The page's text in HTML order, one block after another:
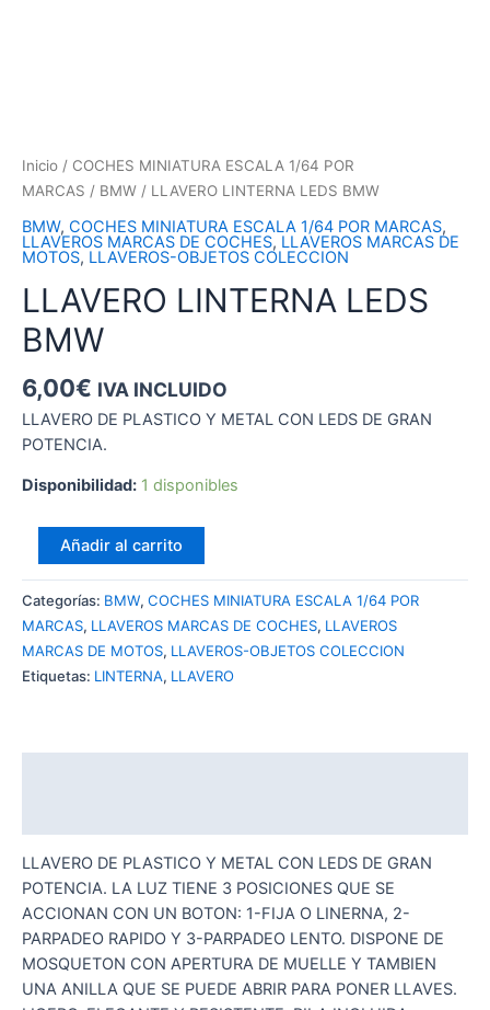
Inicio / COCHES MINIATURA ESCALA 1/64 POR
MARCAS / BMW / LLAVERO LINTERNA LEDS BMW
BMW, COCHES MINIATURA ESCALA 1/64 POR MARCAS,
LLAVEROS MARCAS DE COCHES, LLAVEROS MARCAS DE
MOTOS, LLAVEROS-OBJETOS COLECCION
LLAVERO LINTERNA LEDS
BMW
6,00€ IVA INCLUIDO
LLAVERO DE PLASTICO Y METAL CON LEDS DE GRAN
POTENCIA.
Disponibilidad: 1 disponibles
LLAVERO
LINTERNA
BMW
cantidad
Añadir al carrito
Categorías: BMW, COCHES MINIATURA ESCALA 1/64 POR
MARCAS, LLAVEROS MARCAS DE COCHES, LLAVEROS
MARCAS DE MOTOS, LLAVEROS-OBJETOS COLECCION
Etiquetas: LINTERNA, LLAVERO
LLAVERO DE PLASTICO Y METAL CON LEDS DE GRAN
POTENCIA. LA LUZ TIENE 3 POSICIONES QUE SE
ACCIONAN CON UN BOTON: 1-FIJA O LINERNA, 2-
PARPADEO RAPIDO Y 3-PARPADEO LENTO. DISPONE DE
MOSQUETON CON APERTURA DE MUELLE Y TAMBIEN
UNA ANILLA QUE SE PUEDE ABRIR PARA PONER LLAVES.